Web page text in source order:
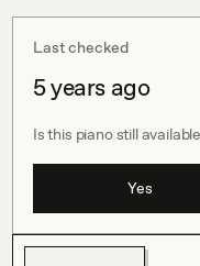
Last checked
5 years ago
Is this piano still
Yes